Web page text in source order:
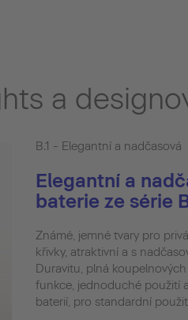
a
B.1 - Elegantní a nadčasová
Elegantní a
baterie ze série
Známé, jemné tvary pro
křivky, atraktivní a s
Duravitu, plná
funkce, jednoduché použití
baterií, pro standardní